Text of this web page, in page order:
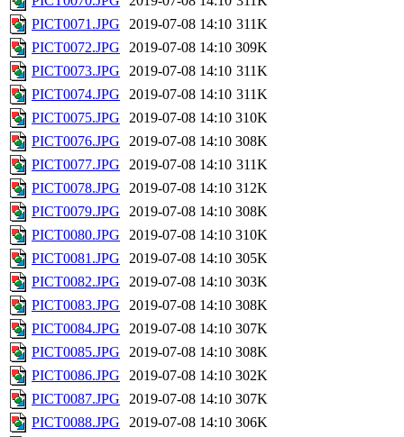
PICT0071.JPG
2019-07-08 14:10 311K
PICT0072.JPG
2019-07-08 14:10 309K
PICT0073.JPG
2019-07-08 14:10 311K
PICT0074.JPG
2019-07-08 14:10 311K
PICT0075.JPG
2019-07-08 14:10 310K
PICT0076.JPG
2019-07-08 14:10 308K
PICT0077.JPG
2019-07-08 14:10 311K
PICT0078.JPG
2019-07-08 14:10 312K
PICT0079.JPG
2019-07-08 14:10 308K
PICT0080.JPG
2019-07-08 14:10 310K
PICT0081.JPG
2019-07-08 14:10 305K
PICT0082.JPG
2019-07-08 14:10 303K
PICT0083.JPG
2019-07-08 14:10 308K
PICT0084.JPG
2019-07-08 14:10 307K
PICT0085.JPG
2019-07-08 14:10 308K
PICT0086.JPG
2019-07-08 14:10 302K
PICT0087.JPG
2019-07-08 14:10 307K
PICT0088.JPG
2019-07-08 14:10 306K